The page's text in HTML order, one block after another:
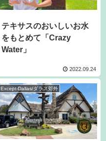
テキサスのおいしいお水
をもとめて「Crazy
Water」
2022.09.24
Except-Dallas/ダラス郊外